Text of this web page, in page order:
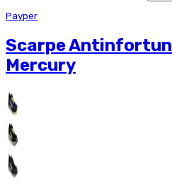
Payper
Scarpe
Mercury